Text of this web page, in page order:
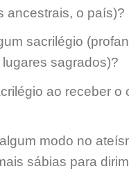
ancestrais, o país)?
sacrilégio
sagrados)?
ao receber
modo no
sábias para